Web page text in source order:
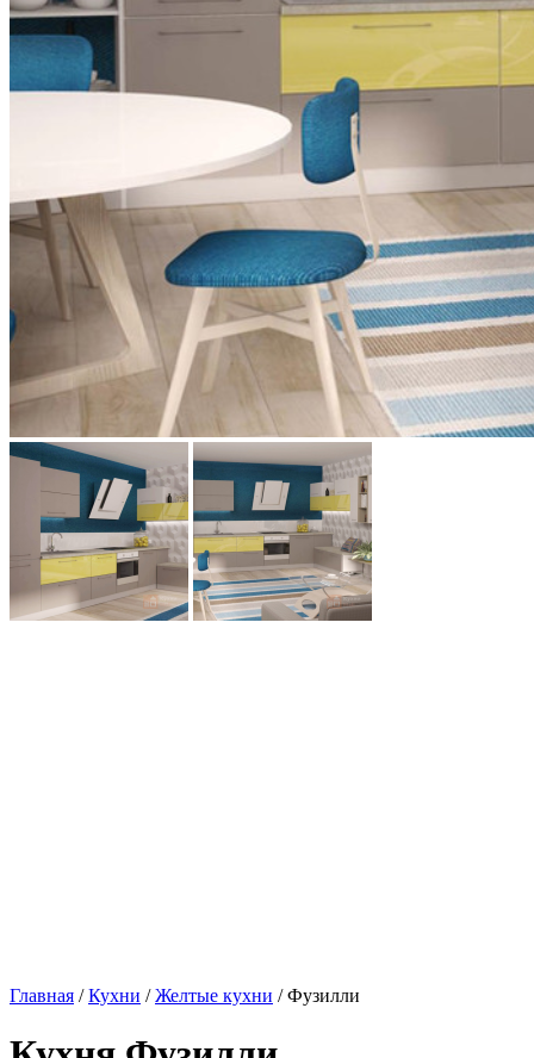
Главная /Кухни /Желтые кухни / Фузилли